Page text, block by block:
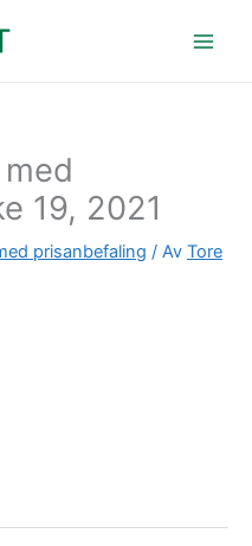
19, 2021
prisanbefaling / Av Tore